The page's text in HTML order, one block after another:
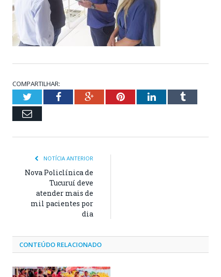
COMPARTILHAR:
TwitterFacebookGoogle+PinterestLinkedInTumblr
Email
NOTÍCIA ANTERIOR
Nova Policlínica de
Tucuruí deve
atender mais de
mil pacientes por
dia
CONTEÚDO RELACIONADO